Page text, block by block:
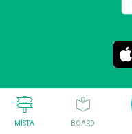
MÍSTA BOARD